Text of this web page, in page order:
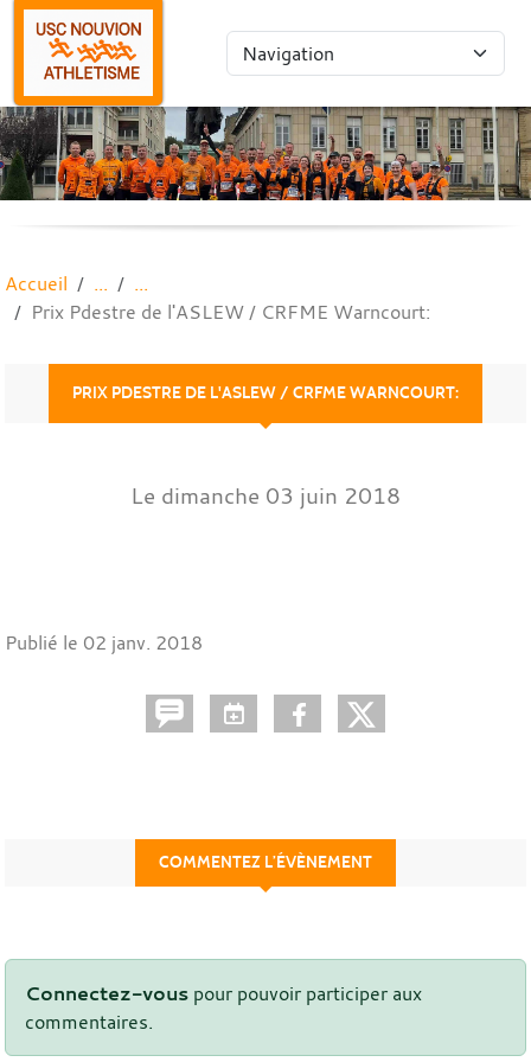
Accueil
Prix Pdestre de l'ASLEW / CRFME Warncourt:
PRIX PDESTRE DE L'ASLEW / CRFME WARNCOURT:
Le dimanche 03 juin 2018
Publié le 02 janv. 2018
COMMENTEZ L’ÉVÈNEMENT
Connectez-vous pour pouvoir participer aux
commentaires.
Panneau de gestion des cookies